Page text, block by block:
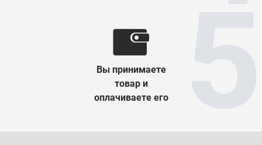
Вы принимаете
товар и
оплачиваете его